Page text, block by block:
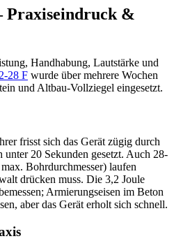
Praxiseindruck &
Handhabung, Lautstärke und
28 F wurde über mehrere Wochen
und Altbau-Vollziegel eingesetzt.
frisst sich das Gerät zügig durch
20 Sekunden gesetzt. Auch 28-
Bohrdurchmesser) laufen
drücken muss. Die 3,2 Joule
Armierungseisen im Beton
aber das Gerät erholt sich schnell.